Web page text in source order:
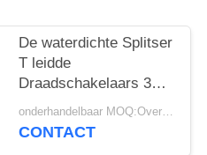
De waterdichte Splitser
T leidde
Draadschakelaars 3
Manier Gevormde
Schakelaar
onderhandelbaar MOQ:Overeen te komen
CONTACT